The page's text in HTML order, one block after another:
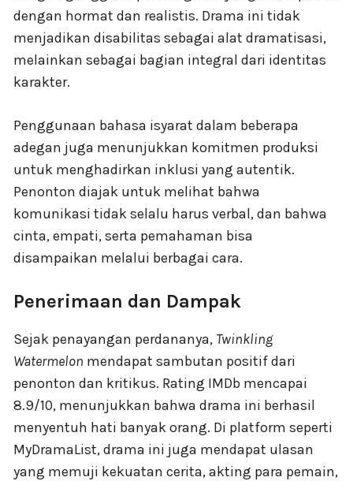
dengan hormat dan realistis. Drama ini tidak
menjadikan disabilitas sebagai alat dramatisasi,
melainkan sebagai bagian integral dari identitas
karakter.
Penggunaan bahasa isyarat dalam beberapa
adegan juga menunjukkan komitmen produksi
untuk menghadirkan inklusi yang autentik.
Penonton diajak untuk melihat bahwa
komunikasi tidak selalu harus verbal, dan bahwa
cinta, empati, serta pemahaman bisa
disampaikan melalui berbagai cara.
Penerimaan dan Dampak
Sejak penayangan perdananya, Twinkling
Watermelon mendapat sambutan positif dari
penonton dan kritikus. Rating IMDb mencapai
8.9/10, menunjukkan bahwa drama ini berhasil
menyentuh hati banyak orang. Di platform seperti
MyDramaList, drama ini juga mendapat ulasan
yang memuji kekuatan cerita, akting para pemain,